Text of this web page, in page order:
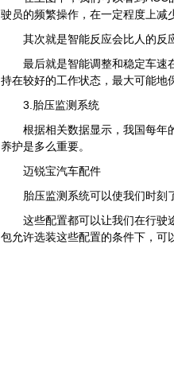
驶员的频繁操作，在一定程度上减
其次就是智能反应会比人的反
最后就是智能调整和稳定车速
持在较好的工作状态，最大可能地
3.胎压监测系统
根据相关数据显示，我国每年
养护是多么重要。
迈锐宝汽车配件
胎压监测系统可以使我们时刻
这些配置都可以让我们在行驶
包允许选装这些配置的条件下，可